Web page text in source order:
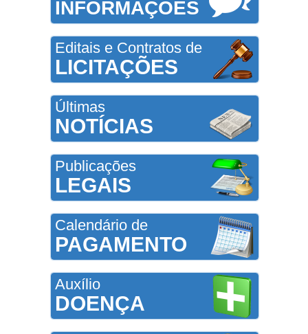
INFORMAÇÕES
Editais e Contratos de
LICITAÇÕES
Últimas
NOTÍCIAS
Publicações
LEGAIS
Calendário de
PAGAMENTO
Auxílio
DOENÇA